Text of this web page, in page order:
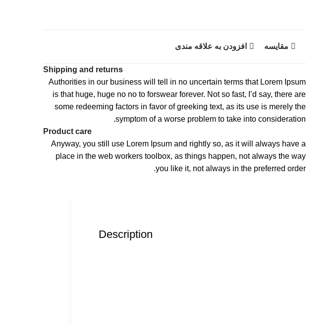
مقایسه افزودن به علاقه مندی
Shipping and returns
Authorities in our business will tell in no uncertain terms that Lorem Ipsum
is that huge, huge no no to forswear forever. Not so fast, I’d say, there are
some redeeming factors in favor of greeking text, as its use is merely the
symptom of a worse problem to take into consideration.
Product care
Anyway, you still use Lorem Ipsum and rightly so, as it will always have a
place in the web workers toolbox, as things happen, not always the way
you like it, not always in the preferred order.
Description